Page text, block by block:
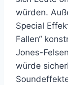
würden.
Special
Fallen“
Jones-
würde